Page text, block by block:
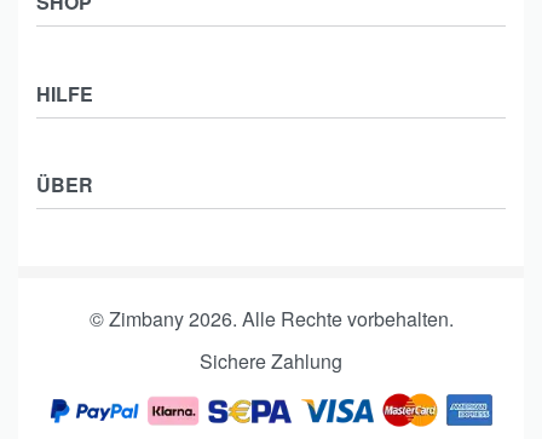
Collections
Männer
Kids
HILFE
Zahlung & Versand
Widerrufsbelehrung
Affiliate Nutzungsbedingungen
ÜBER
Affiliate Login
Als Affiliate registrieren
© Zimbany 2026. Alle Rechte vorbehalten.
Sichere Zahlung